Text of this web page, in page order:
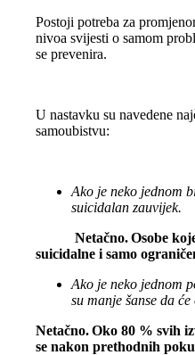
Postoji potreba za
nivoa svijesti o samom
se prevenira.
U nastavku su navedene
samoubistvu:
Ako je neko jednom
suicidalan zauvijek.
Netačno. Osobe koje
suicidalne i samo
Ako je neko jednom
su manje šanse da
Netačno. Oko 80 % svih
se nakon prethodnih